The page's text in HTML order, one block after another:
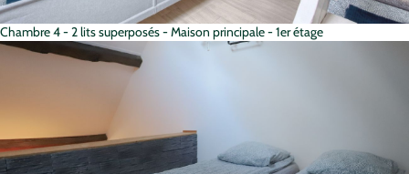
Chambre 4 - 2 lits superposés - Maison principale - 1er étage